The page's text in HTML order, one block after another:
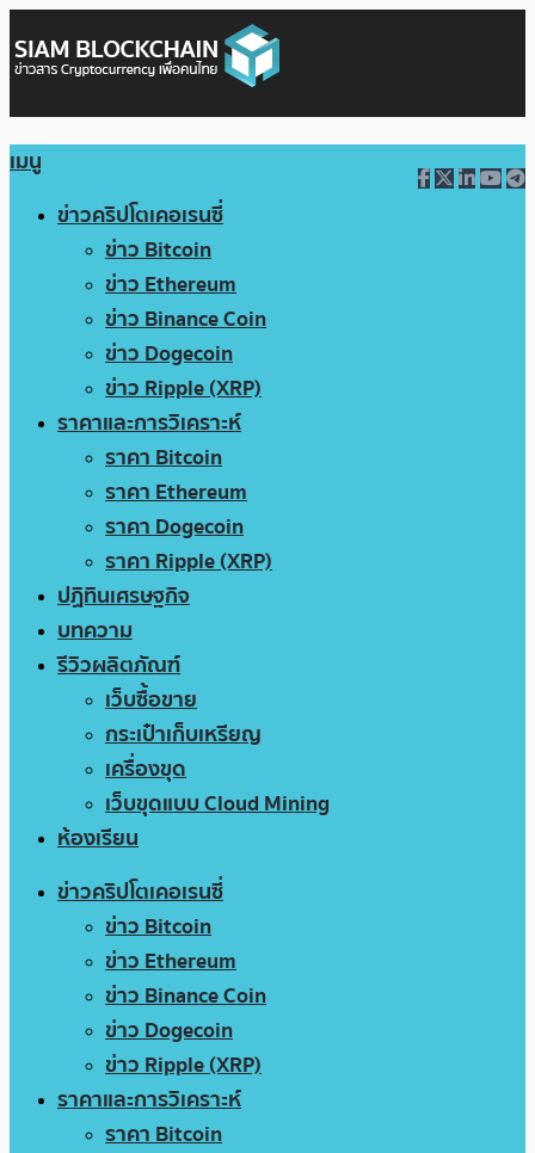
เมนู
ข่าวคริปโตเคอเรนซี่
ข่าว Bitcoin
ข่าว Ethereum
ข่าว Binance Coin
ข่าว Dogecoin
ข่าว Ripple (XRP)
ราคาและการวิเคราะห์
ราคา Bitcoin
ราคา Ethereum
ราคา Dogecoin
ราคา Ripple (XRP)
ปฏิทินเศรษฐกิจ
บทความ
รีวิวผลิตภัณฑ์
เว็บซื้อขาย
กระเป๋าเก็บเหรียญ
เครื่องขุด
เว็บขุดแบบ Cloud Mining
ห้องเรียน
ข่าวคริปโตเคอเรนซี่
ข่าว Bitcoin
ข่าว Ethereum
ข่าว Binance Coin
ข่าว Dogecoin
ข่าว Ripple (XRP)
ราคาและการวิเคราะห์
ราคา Bitcoin